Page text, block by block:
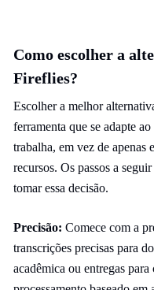
Como escolher a
Fireflies?
Escolher a melhor
ferramenta que se adapte
trabalha, em vez de apenas
recursos. Os passos a
tomar essa decisão.
Precisão: Comece com a
transcrições precisas para
acadêmica ou entregas